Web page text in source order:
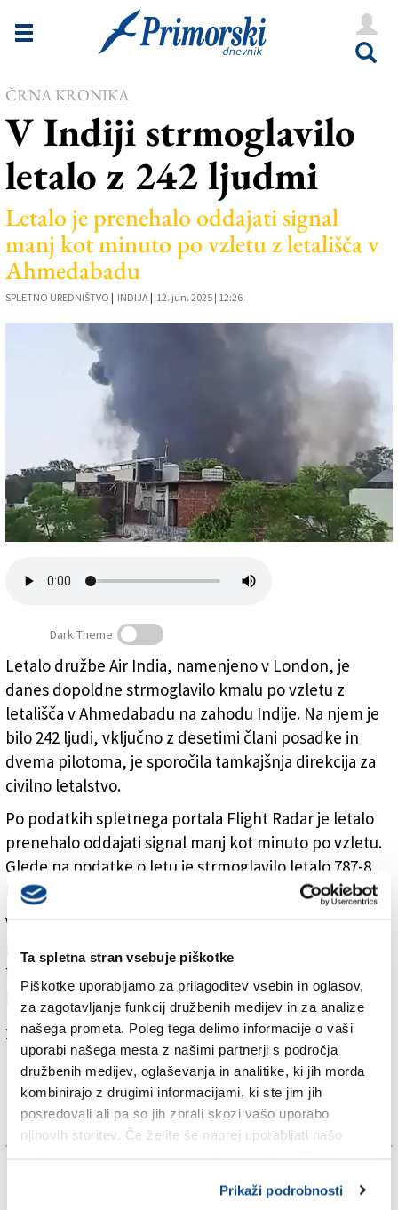
Ta spletna stran vsebuje piškotke
Piškotke uporabljamo za prilagoditev vsebin in oglasov,
za zagotavljanje funkcij družbenih medijev in za analize
našega prometa. Poleg tega delimo informacije o vaši
uporabi našega mesta z našimi partnerji s področja
družbenih medijev, oglaševanja in analitike, ki jih morda
kombinirajo z drugimi informacijami, ki ste jim jih
posredovali ali pa so jih zbrali skozi vašo uporabo
njihovih storitev. Če želite še naprej uporabljati našo
Prikaži podrobnosti
Novice
Goriška
Kultura
Šport
Še
Vreme
V Kioskih
Naročnine
ČRNA KRONIKA
V Indiji strmoglavilo
letalo z 242 ljudmi
Letalo je prenehalo oddajati signal
manj kot minuto po vzletu z letališča v
Ahmedabadu
SPLETNO UREDNIŠTVO | INDIJA | 12. jun. 2025 | 12:26
Prizorišče letalske nesreče v Ahmedabadu (ANSA)
Dark Theme
Letalo družbe Air India, namenjeno v London, je
danes dopoldne strmoglavilo kmalu po vzletu z
letališča v Ahmedabadu na zahodu Indije. Na njem je
bilo 242 ljudi, vključno z desetimi člani posadke in
dvema pilotoma, je sporočila tamkajšnja direkcija za
civilno letalstvo.
Po podatkih spletnega portala Flight Radar je letalo
prenehalo oddajati signal manj kot minuto po vzletu.
Glede na podatke o letu je strmoglavilo letalo 787-8
Dreamliner ameriškega proizvajalca Boeing.
Vodja družbe Air India Natarajan Chandrasekaran je
potrdil, da se je let AI171 »tragično ponesrečil« in ob
tem izrazil sožalje družinam in bližnjim
ponesrečencev.
Za branje in pisanje komentarjevje potrebna prijava